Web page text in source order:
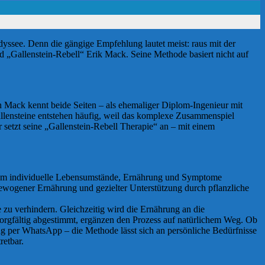
Denn die gängige Empfehlung lautet meist: raus mit der
„Gallenstein-Rebell“ Erik Mack. Seine Methode basiert nicht auf
kennt beide Seiten – als ehemaliger Diplom-Ingenieur mit
entstehen häufig, weil das komplexe Zusammenspiel
seine „Gallenstein-Rebell Therapie“ an – mit einem
individuelle Lebensumstände, Ernährung und Symptome
Ernährung und gezielter Unterstützung durch pflanzliche
verhindern. Gleichzeitig wird die Ernährung an die
abgestimmt, ergänzen den Prozess auf natürlichem Weg. Ob
WhatsApp – die Methode lässt sich an persönliche Bedürfnisse